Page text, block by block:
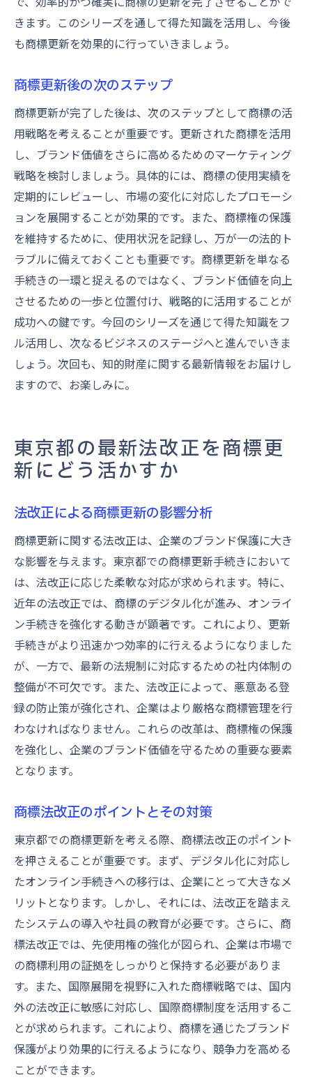
きます。このシリーズを通して得た知識を活用し、今後
も商標更新を効果的に行っていきましょう。
商標更新後の次のステップ
商標更新が完了した後は、次のステップとして商標の活
用戦略を考えることが重要です。更新された商標を活用
し、ブランド価値をさらに高めるためのマーケティング
戦略を検討しましょう。具体的には、商標の使用実績を
定期的にレビューし、市場の変化に対応したプロモーシ
ョンを展開することが効果的です。また、商標権の保護
を維持するために、使用状況を記録し、万が一の法的ト
ラブルに備えておくことも重要です。商標更新を単なる
手続きの一環と捉えるのではなく、ブランド価値を向上
させるための一歩と位置付け、戦略的に活用することが
成功への鍵です。今回のシリーズを通じて得た知識をフ
ル活用し、次なるビジネスのステージへと進んでいきま
しょう。次回も、知的財産に関する最新情報をお届けし
ますので、お楽しみに。
東京都の最新法改正を商標更
新にどう活かすか
法改正による商標更新の影響分析
商標更新に関する法改正は、企業のブランド保護に大き
な影響を与えます。東京都での商標更新手続きにおいて
は、法改正に応じた柔軟な対応が求められます。特に、
近年の法改正では、商標のデジタル化が進み、オンライ
ン手続きを強化する動きが顕著です。これにより、更新
手続きがより迅速かつ効率的に行えるようになりました
が、一方で、最新の法規制に対応するための社内体制の
整備が不可欠です。また、法改正によって、悪意ある登
録の防止策が強化され、企業はより厳格な商標管理を行
わなければなりません。これらの改革は、商標権の保護
を強化し、企業のブランド価値を守るための重要な要素
となります。
商標法改正のポイントとその対策
東京都での商標更新を考える際、商標法改正のポイント
を押さえることが重要です。まず、デジタル化に対応し
たオンライン手続きへの移行は、企業にとって大きなメ
リットとなります。しかし、それには、法改正を踏まえ
たシステムの導入や社員の教育が必要です。さらに、商
標法改正では、先使用権の強化が図られ、企業は市場で
の商標利用の証拠をしっかりと保持する必要がありま
す。また、国際展開を視野に入れた商標戦略では、国内
外の法改正に敏感に対応し、国際商標制度を活用するこ
とが求められます。これにより、商標を通じたブランド
保護がより効果的に行えるようになり、競争力を高める
ことができます。